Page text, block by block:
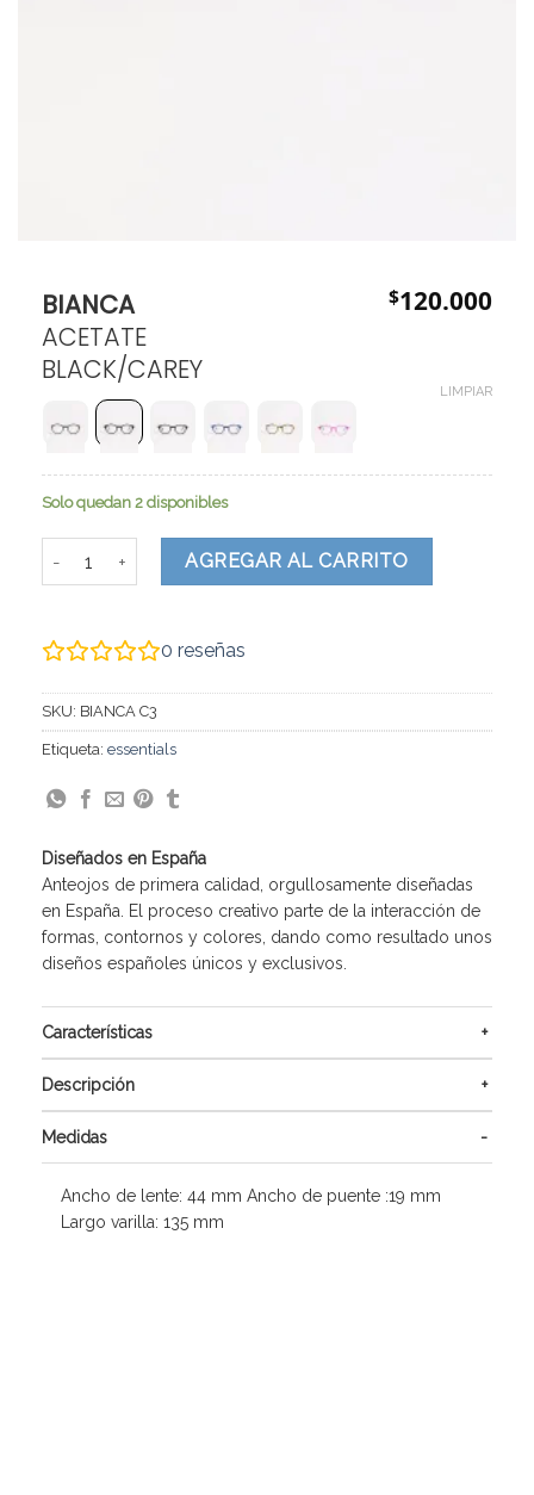
BIANCA
ACETATE
BLACK/CAREY
$120.000
LIMPIAR
Solo quedan 2 disponibles
AGREGAR AL CARRITO
0 reseñas
SKU: BIANCA C3
Etiqueta: essentials
Diseñados en España
Anteojos de primera calidad, orgullosamente diseñadas
en España. El proceso creativo parte de la interacción de
formas, contornos y colores, dando como resultado unos
diseños españoles únicos y exclusivos.
Características
Descripción
Medidas
Ancho de lente: 44 mm Ancho de puente :19 mm
Largo varilla: 135 mm